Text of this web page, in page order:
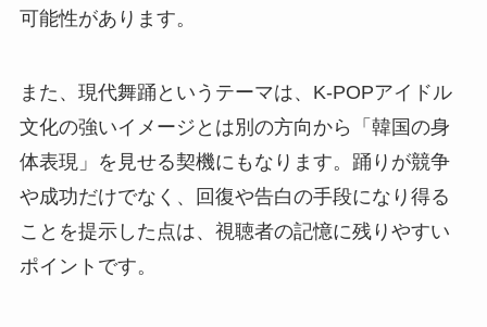
可能性があります。
また、現代舞踊というテーマは、K-POPアイドル
文化の強いイメージとは別の方向から「韓国の身
体表現」を見せる契機にもなります。踊りが競争
や成功だけでなく、回復や告白の手段になり得る
ことを提示した点は、視聴者の記憶に残りやすい
ポイントです。